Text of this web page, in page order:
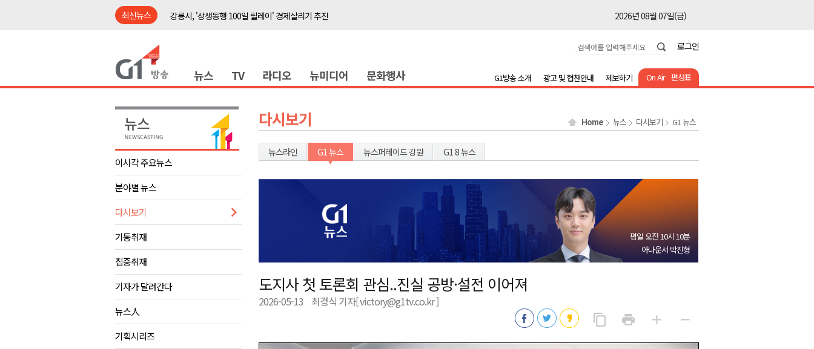
최신뉴스
강릉시, '상생동행 100일 릴레이' 경제살리기 추진
2026년 08월 07일(금)
2026년 08월 07일(금)
<강원랜드> 마카오 카지노 "복합리조트로 진화 중"
2026년 08월 07일(금)
양양군, 소상공인 특례보증 2차 지원사업 시행
평창군 재해 예방 도로 시설물 정밀 안전 진단
2026년 08월 07일(금)
동해시, '해군1함대로' 명예도로 4.1km 지정
2026년 08월 07일(금)
강릉시, '상생동행 100일 릴레이' 경제살리기 추진
2026년 08월 07일(금)
삼척시, 무건리 이끼폭포 생태탐방로 전면 통제
2026년 08월 07일(금)
<강원랜드> 관광객이 인구 3배..싱가포르 복합리조트
2026년 08월 07일(금)
제28회 정동진독립영화제 오늘 개막
양양군, 소상공인 특례보증 2차 지원사업 시행
평창군 재해 예방 도로 시설물 정밀 안전 진단
2026년 08월 07일(금)
동해시, '해군1함대로' 명예도로 4.1km 지정
2026년 08월 07일(금)
로그인
뉴스 TV 라디오 뉴미디어 문화행사 On Air 편성표
G1방송 소개 광고 및 협찬안내 제보하기
이시각 주요뉴스
분야별 뉴스
다시보기
기동취재
집중취재
기자가 달려간다
뉴스人
기획시리즈
다시보기 Home 뉴스 다시보기 G1 뉴스
뉴스라인 G1 뉴스 뉴스퍼레이드 강원 G1 8 뉴스
평일 오전 10시 10분
아나운서 박진형
도지사 첫 토론회 관심..진실 공방·설전 이어져
2026-05-13 최경식 기자[ victory@g1tv.co.kr ]
content_copy
사
print add
게
remove
게